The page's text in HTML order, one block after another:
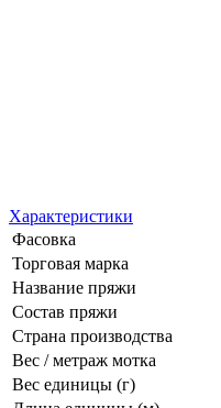
Характеристики
Фасовка
Торговая марка
Название пряжи
Состав пряжи
Страна производства
Вес / метраж мотка
Вес единицы (г)